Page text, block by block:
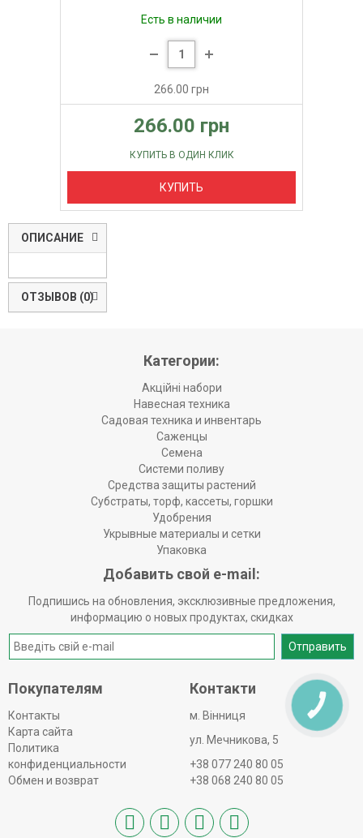
Есть в наличии
266.00 грн
266.00 грн
КУПИТЬ В ОДИН КЛИК
КУПИТЬ
ОПИСАНИЕ
ОТЗЫВОВ (0)
Категории:
Акційні набори
Навесная техника
Садовая техника и инвентарь
Саженцы
Семена
Системи поливу
Средства защиты растений
Субстраты, торф, кассеты, горшки
Удобрения
Укрывные материалы и сетки
Упаковка
Добавить свой e-mail:
Подпишись на обновления, эксклюзивные предложения,
информацию о новых продуктах, скидках
Отправить
Покупателям
Контакты
Карта сайта
Политика
конфиденциальности
Обмен и возврат
Контакти
м. Вінниця
ул. Мечникова, 5
+38 077 240 80 05
+38 068 240 80 05
КНОПКА
ЗВ'ЯЗКУ